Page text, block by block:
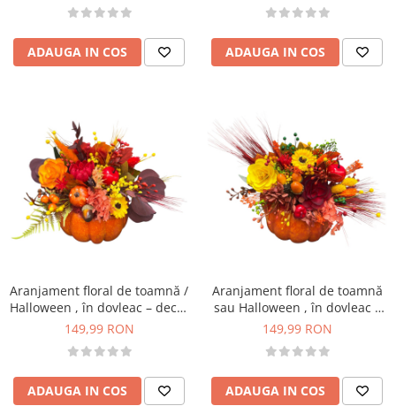
ADAUGA IN COS ADAUGA IN COS
Aranjament floral de toamnă /
Halloween , în dovleac – decor
handmade cu flori artificiale și
149,99 RON
ADAUGA IN COS
Aranjament floral de toamnă
sau Halloween , în dovleac –
decor handmade cu flori
149,99 RON
ADAUGA IN COS